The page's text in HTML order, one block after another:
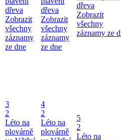
dřeva
Zobrazit
všechny
záznamy
ze dne
dřeva
Zobrazit
všechny
záznamy
ze dne
dřeva
Zobrazit
všechny
záznamy ze
3
2
Léto na
plovárně
4
2
Léto na
plovárně
5
2
Léto na